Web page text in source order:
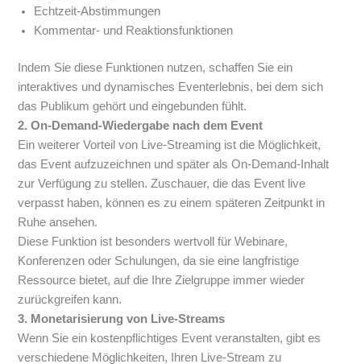
Echtzeit-Abstimmungen
Kommentar- und Reaktionsfunktionen
Indem Sie diese Funktionen nutzen, schaffen Sie ein
interaktives und dynamisches Eventerlebnis, bei dem sich
das Publikum gehört und eingebunden fühlt.
2. On-Demand-Wiedergabe nach dem Event
Ein weiterer Vorteil von Live-Streaming ist die Möglichkeit,
das Event aufzuzeichnen und später als On-Demand-Inhalt
zur Verfügung zu stellen. Zuschauer, die das Event live
verpasst haben, können es zu einem späteren Zeitpunkt in
Ruhe ansehen.
Diese Funktion ist besonders wertvoll für Webinare,
Konferenzen oder Schulungen, da sie eine langfristige
Ressource bietet, auf die Ihre Zielgruppe immer wieder
zurückgreifen kann.
3. Monetarisierung von Live-Streams
Wenn Sie ein kostenpflichtiges Event veranstalten, gibt es
verschiedene Möglichkeiten, Ihren Live-Stream zu